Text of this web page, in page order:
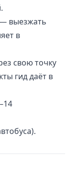
выезжать
в
свою точку
гид даёт в